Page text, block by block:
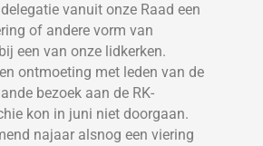
vanuit onze Raad een
of andere vorm van
een van onze lidkerken.
ontmoeting met leden van de
bezoek aan de RK-
kon in juni niet doorgaan.
najaar alsnog een viering